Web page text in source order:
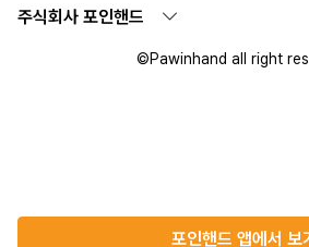
포인핸드 앱에서 보
주식회사 포인핸드
©Pawinhand all right